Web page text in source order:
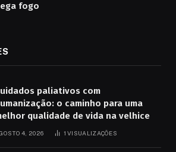
fogo
paliativos com
o caminho para uma
qualidade de vida na velhice
4, 2026 1VISUALIZAÇÕES